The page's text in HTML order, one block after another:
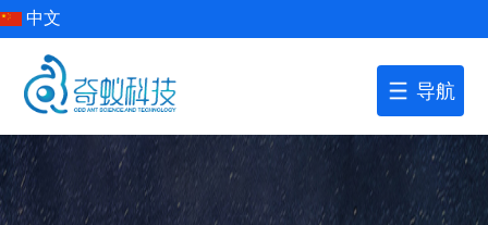
中文
导航